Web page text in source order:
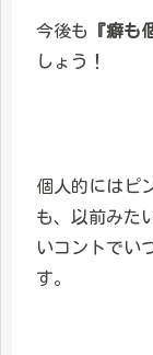
今後も 『癖も
しょう！
個人的にはピ
も、以前みた
いコントでい
す。